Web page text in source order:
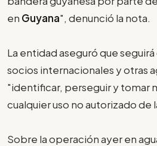
en Guyana", denunció la nota.
La entidad aseguró que
socios internacionales y otras
"identificar, perseguir y tomar
cualquier uso no autorizado de
Sobre la operación ayer en